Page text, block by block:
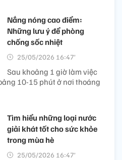
Nắng nóng cao điểm:
Những lưu ý để phòng
chống sốc nhiệt
25/05/2026 16:47’
Sau khoảng 1 giờ làm việc
10-15 phút ở nơi thoáng
Tìm hiểu những loại nước
giải khát tốt cho sức khỏe
trong mùa hè
25/05/2026 16:47’